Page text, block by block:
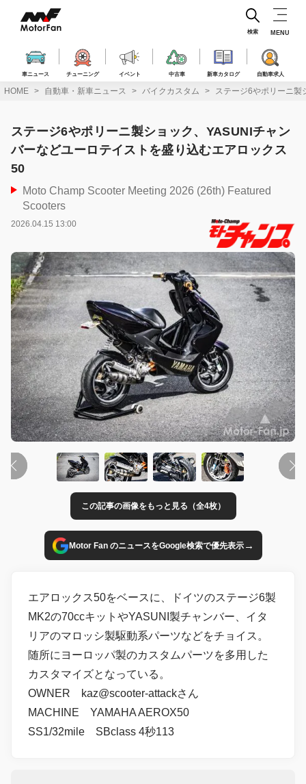
ス
車ニュース チューニング イベント 中古車 新車カタログ 自動車求人
検索 MENU
HOME 自動車・新車ニュース バイクカスタム ステージ6やポリーニ製
ステージ6やポリーニ製ショック、YASUNIチャン
バーなどユーロテイストを盛り込むエアロックス
50
Moto Champ Scooter Meeting 2026 (26th) Featured
Scooters
2026.04.15 13:00
この記事の画像をもっと見る（全4枚）
Motor Fan のニュースをGoogle検索で優先表示→
エアロックス50をベースに、ドイツのステージ6製
MK2の70ccキットやYASUNI製チャンバー、イタ
リアのマロッシ製駆動系パーツなどをチョイス。
随所にヨーロッパ製のカスタムパーツを多用した
カスタマイズとなっている。
OWNER kaz@scooter-attackさん
MACHINE YAMAHA AEROX50
SS1/32mile SBclass 4秒113